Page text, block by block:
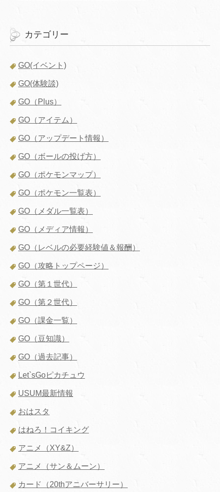
カテゴリー
GO(イベント)
GO(体験談)
GO（Plus）
GO（アイテム）
GO（アップデート情報）
GO（ボールの投げ方）
GO（ポケモンマップ）
GO（ポケモン一覧表）
GO（メダル一覧表）
GO（メディア情報）
GO（レベルの必要経験値＆報酬）
GO（攻略トップページ）
GO（第１世代）
GO（第２世代）
GO（課金一覧）
GO（豆知識）
GO（過去記事）
Let`sGoピカチュウ
USUM最新情報
おはスタ
はねろ！コイキング
アニメ（XY&Z）
アニメ（サン＆ムーン）
カード（20thアニバーサリー）